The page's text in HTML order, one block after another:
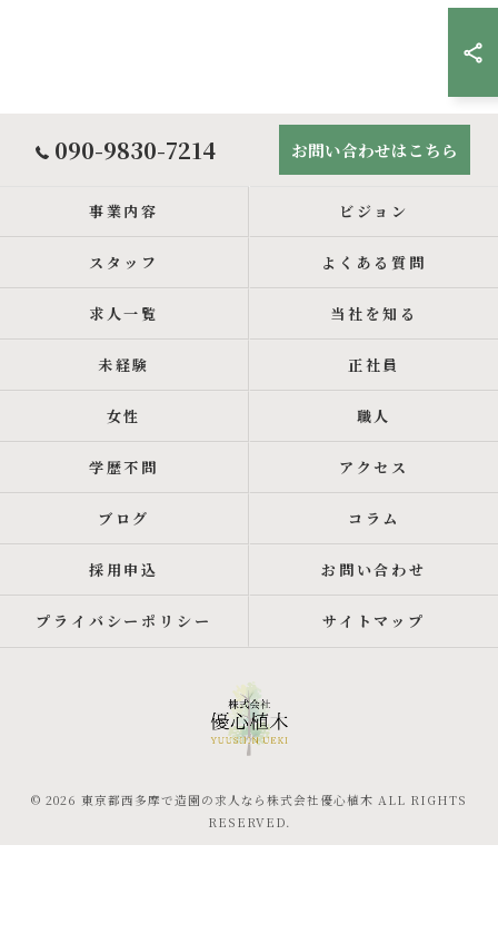
090-9830-7214 お問い合わせはこちら
事業内容 ビジョン
スタッフ よくある質問
求人一覧 当社を知る
未経験 正社員
女性 職人
学歴不問 アクセス
ブログ コラム
採用申込 お問い合わせ
プライバシーポリシー サイトマップ
© 2026 東京都西多摩で造園の求人なら株式会社優心植木 ALL RIGHTS
RESERVED.